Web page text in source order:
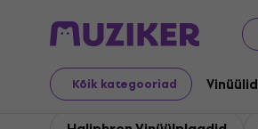
Kõik kategooriad Vinüülid
Haliphron